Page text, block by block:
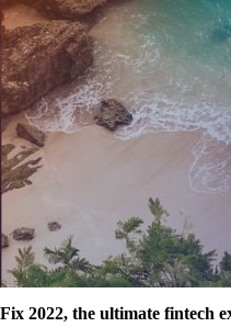
Fix 2022, the ultimate fintech